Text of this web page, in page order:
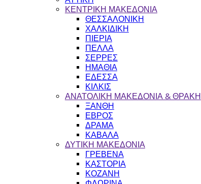
ΚΕΝΤΡΙΚΗ ΜΑΚΕΔΟΝΙΑ
ΘΕΣΣΑΛΟΝΙΚΗ
ΧΑΛΚΙΔΙΚΗ
ΠΙΕΡΙΑ
ΠΕΛΛΑ
ΣΕΡΡΕΣ
ΗΜΑΘΙΑ
ΕΔΕΣΣΑ
ΚΙΛΚΙΣ
ΑΝΑΤΟΛΙΚΗ ΜΑΚΕΔΟΝΙΑ & ΘΡΑΚΗ
ΞΑΝΘΗ
ΕΒΡΟΣ
ΔΡΑΜΑ
ΚΑΒΑΛΑ
ΔΥΤΙΚΗ ΜΑΚΕΔΟΝΙΑ
ΓΡΕΒΕΝΑ
ΚΑΣΤΟΡΙΑ
ΚΟΖΑΝΗ